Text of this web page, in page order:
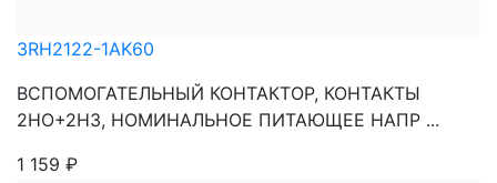
3RH2122-1AK60
ВСПОМОГАТЕЛЬНЫЙ КОНТАКТОР, КОНТАКТЫ
2НО+2НЗ, НОМИНАЛЬНОЕ ПИТАЮЩЕЕ НАПР ...
1 159 ₽